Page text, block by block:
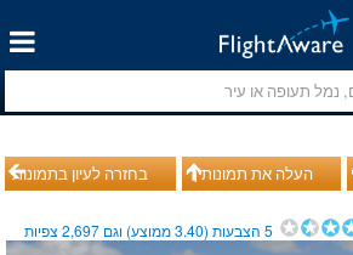
בחזרה לעיון בתמונות העלה את תמונותיך
5הצבעות (3.40ממוצע) וגם 2,697צפיות